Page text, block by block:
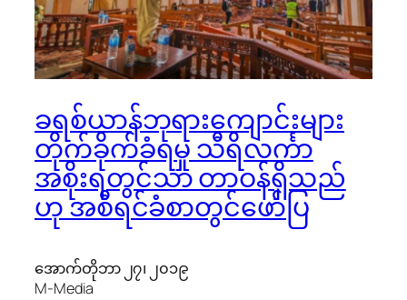
ခရစ်ယာန်ဘုရားကျောင်းများ
တိုက်ခိုက်ခံရမှု သီရိလင်္ကာ
အစိုးရတွင်သာ တာဝန်ရှိသည်
ဟု အစီရင်ခံစာတွင်ဖော်ပြ
အောက်တိုဘာ ၂၇၊ ၂၀၁၉
M-Media